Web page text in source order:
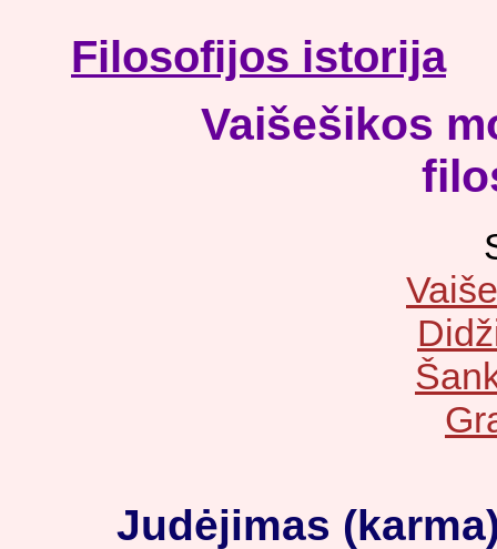
Filosofijos istorija
Vaišešikos
Judėjimas